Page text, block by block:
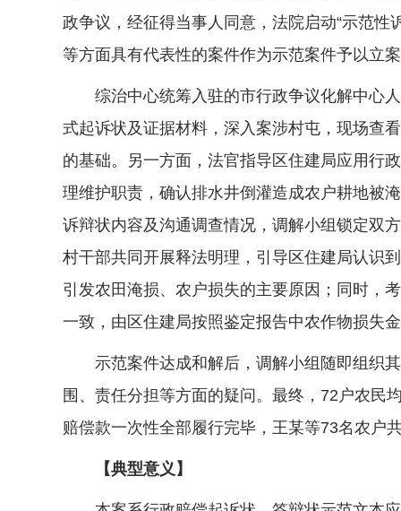
政争议，经征得当事人同意，法院启动“示范
等方面具有代表性的案件作为示范案件予以立
综治中心统筹入驻的市行政争议化解中心人
式起诉状及证据材料，深入案涉村屯，现场查
的基础。另一方面，法官指导区住建局应用行
理维护职责，确认排水井倒灌造成农户耕地被
诉辩状内容及沟通调查情况，调解小组锁定双
村干部共同开展释法明理，引导区住建局认识
引发农田淹损、农户损失的主要原因；同时，
一致，由区住建局按照鉴定报告中农作物损失
示范案件达成和解后，调解小组随即组织其
围、责任分担等方面的疑问。最终，72户农民
赔偿款一次性全部履行完毕，王某等73名农户
【典型意义】